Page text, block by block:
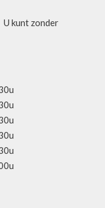
U kunt zonder